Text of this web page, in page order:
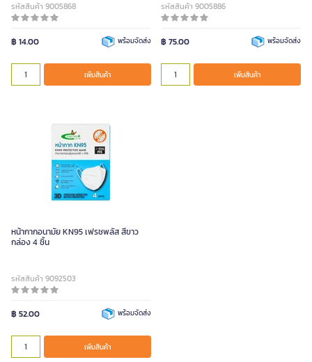
รหัสสินค้า 9005868
฿ 14.00 พร้อมจัดส่ง
เพิ่มสินค้า
รหัสสินค้า 9005886
฿ 75.00 พร้อมจัดส่ง
เพิ่มสินค้า
หน้ากากอนามัย KN95 เฟรชพลัส สีขาว
กล่อง 4 ชิ้น
รหัสสินค้า 9092503
฿ 52.00 พร้อมจัดส่ง
เพิ่มสินค้า